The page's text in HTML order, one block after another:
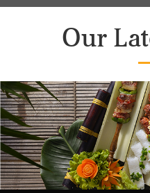
Thanks for giving
I hope you
Have
Ngày trải
Our